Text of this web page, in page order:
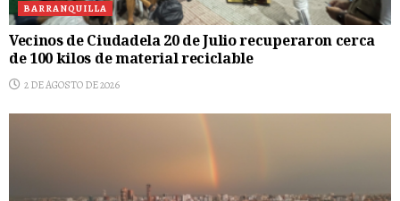
BARRANQUILLA
Vecinos de Ciudadela 20 de Julio recuperaron cerca
de 100 kilos de material reciclable
2 DE AGOSTO DE 2026